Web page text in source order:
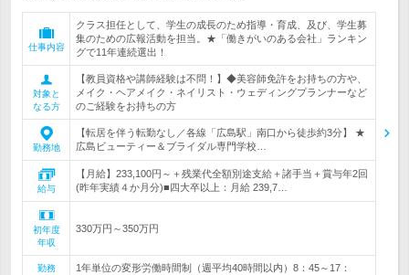
仕事内容
クラス担任として、学生の成長のため指導・育成、及び、学生募
集のための広報活動を担当。★「働きがいのある会社」ランキン
グで11年連続選出！
対象と
なる方
【教員資格や講師経験は不問！】◆美容師免許をお持ちの方や、
メイク・ヘアメイク・ネイリスト・ウェディングプランナーなど
のご経験をお持ちの方
勤務地
【転居を伴う転勤なし／各線「広島駅」南口から徒歩約3分】 ★
広島ビューティー＆ブライダル専門学校…
給与
【月給】233,100円～＋残業代全額別途支給＋諸手当＋賞与年2回
(昨年実績４か月分)■四大卒以上：月給 239,7…
初年度
年収
330万円～350万円
勤務
1年単位の変形労働時間制（週平均40時間以内）8：45～17：